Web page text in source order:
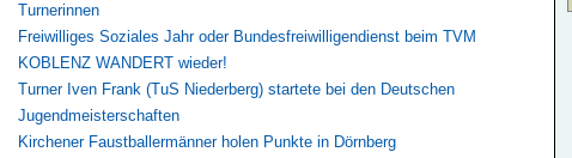
Turnerinnen
Freiwilliges Soziales Jahr oder Bundesfreiwilligendienst beim TVM
KOBLENZ WANDERT wieder!
Turner Iven Frank (TuS Niederberg) startete bei den Deutschen
Jugendmeisterschaften
Kirchener Faustballermänner holen Punkte in Dörnberg